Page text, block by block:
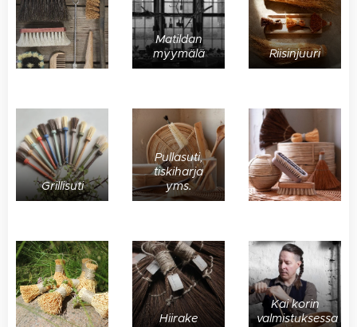
Matildan
myymälä
Riisinjuuri
Grillisuti
Pullasuti,
tiskiharja
yms.
Hiirake
Kai korin
valmistuksessa